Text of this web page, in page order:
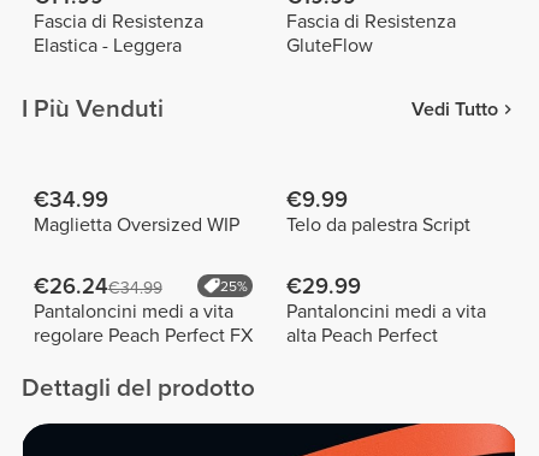
Fascia di Resistenza
Elastica - Leggera
Fascia di Resistenza
GluteFlow
I Più Venduti Vedi Tutto
€34.99
Maglietta Oversized WIP
€9.99
Telo da palestra Script
€26.24€34.99 25%
Pantaloncini medi a vita
regolare Peach Perfect FX
€29.99
Pantaloncini medi a vita
alta Peach Perfect
Dettagli del prodotto